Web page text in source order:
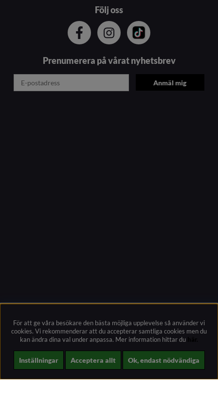
Följ oss
Prenumerera på vårat nyhetsbrev
För att ge våra besökare den bästa möjliga upplevelse så använder vi
cookies. Vi rekommenderar att du accepterar samtliga cookies men du
kan ändra dina val under anpassa. Mer information hittar du
Inställningar Acceptera allt Ok, endast nödvändiga